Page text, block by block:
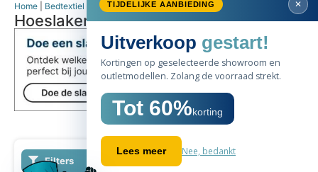
Home Bedtextiel Hoeslakens|Hoeslaken 90x210
Hoeslaken 90x210
Filters